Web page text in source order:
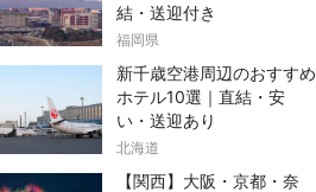
結・送迎付き
福岡県
新千歳空港周辺のおすすめ
ホテル10選｜直結・安
い・送迎あり
北海道
【関西】大阪・京都・奈